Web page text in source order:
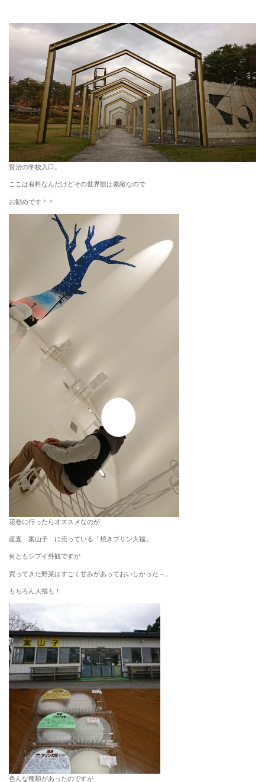
賢治の学校入口。
ここは有料なんだけどその世界観は素敵なので
お勧めです＾＾
花巻に行ったらオススメなのが
産直 案山子 に売っている「焼きプリン大福」
何ともシブイ外観ですが
買ってきた野菜はすごく甘みがあっておいしかった～。
もちろん大福も！
色んな種類があったのですが